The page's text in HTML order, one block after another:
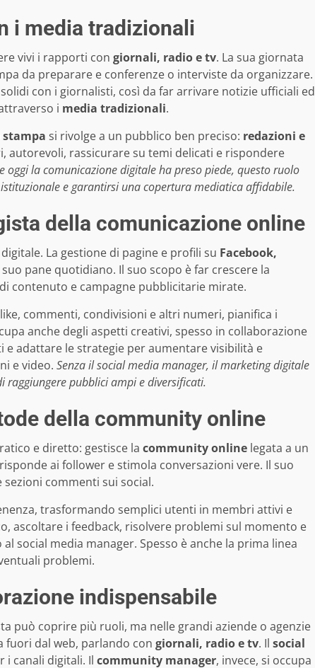
i media tradizionali
vivi i rapporti con giornali, radio e tv. La sua giornata
da preparare e conferenze o interviste da organizzare.
con i giornalisti, così da far arrivare notizie ufficiali ed
i media tradizionali.
si rivolge a un pubblico ben preciso: redazioni e
autorevoli, rassicurare su temi delicati e rispondere
oggi la comunicazione digitale ha preso piede, questo ruolo
e garantirsi una copertura mediatica affidabile.
della comunicazione online
La gestione di pagine e profili su Facebook,
pane quotidiano. Il suo scopo è far crescere la
contenuto e campagne pubblicitarie mirate.
commenti, condivisioni e altri numeri, pianifica i
anche degli aspetti creativi, spesso in collaborazione
e adattare le strategie per aumentare visibilità e
e video. Senza il social media manager, il marketing digitale
pubblici ampi e diversificati.
della community online
e diretto: gestisce la community online legata a un
ai follower e stimola conversazioni vere. Il suo
sezioni commenti sui social.
trasformando semplici utenti in membri attivi e
ascoltare i feedback, risolvere problemi sul momento e
social media manager. Spesso è anche la prima linea
problemi.
indispensabile
può coprire più ruoli, ma nelle grandi aziende o agenzie
fuori dal web, parlando con giornali, radio e tv. Il social
i canali digitali. Il community manager, invece, si occupa